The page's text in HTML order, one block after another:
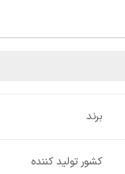
برند
کشور تولید کننده